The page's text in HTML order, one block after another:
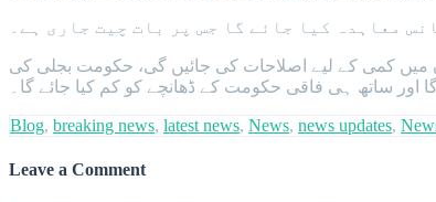
معاہدہ کیا جائے گا جس پر بات چیت جاری ہے۔
میں کمی کے لیے اصلاحات کی جائیں گی، حکومت بجلی کی
اور ساتھ ہی فاقی حکومت کے ڈھانچے کو کم کیا جائے گا۔
Blog, breaking news, latest news, News, news updates,
Leave a Comment